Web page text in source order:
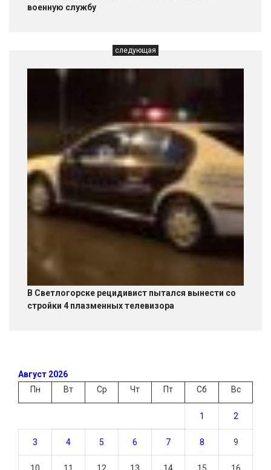
военную службу
следующая
В Светлогорске рецидивист пытался вынести со
стройки 4 плазменных телевизора
Август 2026
Пн
Вт Ср Чт Пт Сб Вс
1 2
3 4 5 6 7 8 9
10 11 12 13 14 15 16